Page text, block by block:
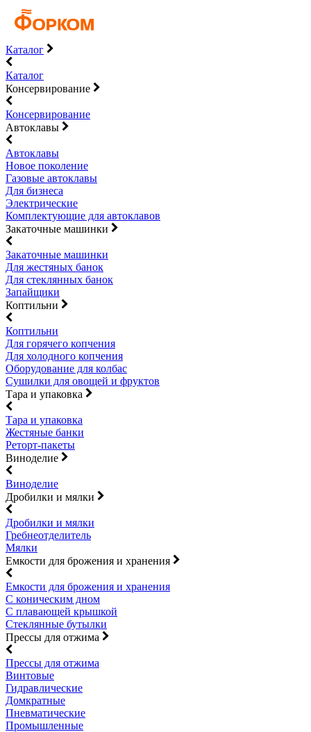
Каталог
Каталог
Консервирование
Консервирование
Автоклавы
Автоклавы
Новое поколение
Газовые автоклавы
Для бизнеса
Электрические
Комплектующие для автоклавов
Закаточные машинки
Закаточные машинки
Для жестяных банок
Для стеклянных банок
Запайщики
Коптильни
Коптильни
Для горячего копчения
Для холодного копчения
Оборудование для колбас
Сушилки для овощей и фруктов
Тара и упаковка
Тара и упаковка
Жестяные банки
Реторт-пакеты
Виноделие
Виноделие
Дробилки и мялки
Дробилки и мялки
Гребнеотделитель
Мялки
Емкости для брожения и хранения
Емкости для брожения и хранения
С коническим дном
С плавающей крышкой
Стеклянные бутылки
Прессы для отжима
Прессы для отжима
Винтовые
Гидравлические
Домкратные
Пневматические
Промышленные